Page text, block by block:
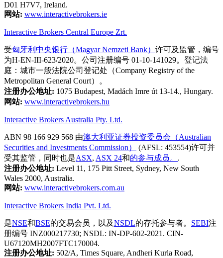
D01 H7V7, Ireland.
网站: www.interactivebrokers.ie
Interactive Brokers Central Europe Zrt.
受匈牙利中央银行（Magyar Nemzeti Bank） 许可及监管，编号
为H-EN-III-623/2020。公司注册编号 01-10-141029。登记法
庭：城市一般法院公司登记处（Company Registry of the
Metropolitan General Court）。
注册办公地址: 1075 Budapest, Madách Imre út 13-14., Hungary.
网站: www.interactivebrokers.hu
Interactive Brokers Australia Pty. Ltd.
ABN 98 166 929 568 由澳大利亚证券投资委员会（Australian
Securities and Investments Commission）
(AFSL: 453554)许可并
受其监管，同时也是ASX, ASX 24和的参与成员。 .
注册办公地址: Level 11, 175 Pitt Street, Sydney, New South
Wales 2000, Australia.
网站: www.interactivebrokers.com.au
Interactive Brokers India Pvt. Ltd.
是NSE和BSE的交易会员，以及NSDL的存托参与者。 SEBI注
册编号 INZ000217730; NSDL: IN-DP-602-2021. CIN-
U67120MH2007FTC170004.
注册办公地址: 502/A, Times Square, Andheri Kurla Road,